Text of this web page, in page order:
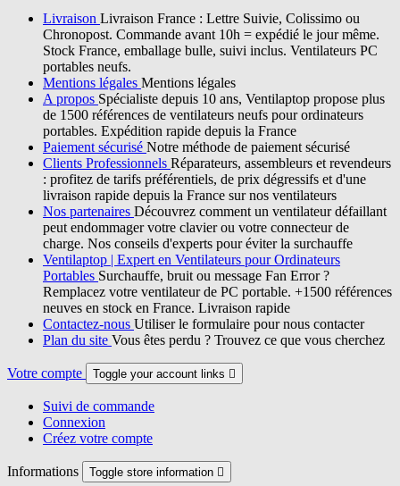
Livraison Livraison France : Lettre Suivie, Colissimo ou
Chronopost. Commande avant 10h = expédié le jour même.
Stock France, emballage bulle, suivi inclus. Ventilateurs PC
portables neufs.
Mentions légales Mentions légales
A propos Spécialiste depuis 10 ans, Ventilaptop propose plus
de 1500 références de ventilateurs neufs pour ordinateurs
portables. Expédition rapide depuis la France
Paiement sécurisé Notre méthode de paiement sécurisé
Clients Professionnels Réparateurs, assembleurs et revendeurs
: profitez de tarifs préférentiels, de prix dégressifs et d'une
livraison rapide depuis la France sur nos ventilateurs
Nos partenaires Découvrez comment un ventilateur défaillant
peut endommager votre clavier ou votre connecteur de
charge. Nos conseils d'experts pour éviter la surchauffe
Ventilaptop | Expert en Ventilateurs pour Ordinateurs
Portables Surchauffe, bruit ou message Fan Error ?
Remplacez votre ventilateur de PC portable. +1500 références
neuves en stock en France. Livraison rapide
Contactez-nous Utiliser le formulaire pour nous contacter
Plan du site Vous êtes perdu ? Trouvez ce que vous cherchez
Votre compte Toggle your account links 
Suivi de commande
Connexion
Créez votre compte
Informations Toggle store information 